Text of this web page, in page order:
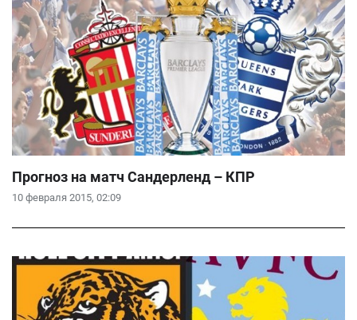
10 февраля 2015, 02:09
Прогноз на матч Сандерленд – КПР